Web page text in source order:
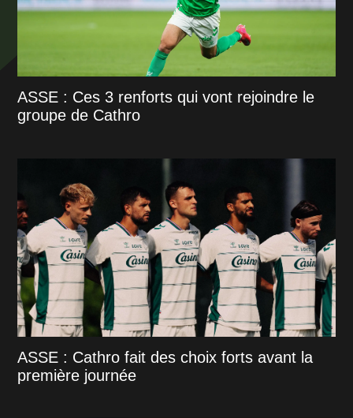
ASSE : Ces 3 renforts qui vont rejoindre le
groupe de Cathro
ASSE : Cathro fait des choix forts avant la
première journée